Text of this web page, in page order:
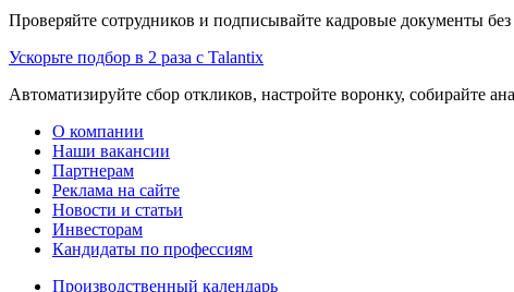
Проверяйте сотрудников и подписывайте кадровые документы
Ускорьте подбор в 2 раза с Talantix
Автоматизируйте сбор откликов, настройте воронку, собирайте
О компании
Наши вакансии
Партнерам
Реклама на сайте
Новости и статьи
Инвесторам
Кандидаты по профессиям
Производственный календарь